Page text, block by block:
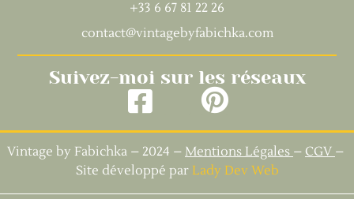
+33 6 67 81 22 26
contact@vintagebyfabichka.com
Suivez-moi sur les réseaux
Vintage by Fabichka – 2024 – Mentions Légales – CGV –
Site développé par Lady Dev Web